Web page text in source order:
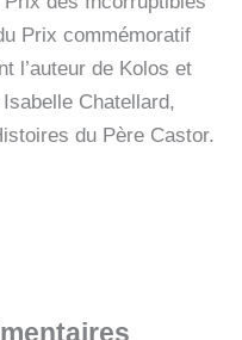
Prix commémoratif
l’auteur de Kolos et
Chatellard,
du Père Castor.